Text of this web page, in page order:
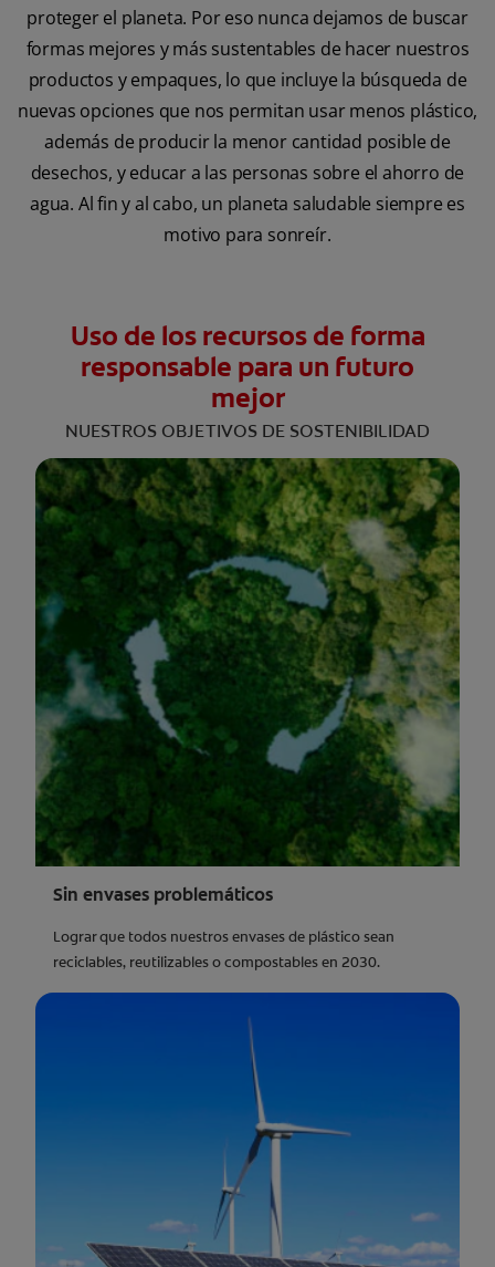
proteger el planeta. Por eso nunca dejamos de buscar
formas mejores y más sustentables de hacer nuestros
productos y empaques, lo que incluye la búsqueda de
nuevas opciones que nos permitan usar menos plástico,
además de producir la menor cantidad posible de
desechos, y educar a las personas sobre el ahorro de
agua. Al fin y al cabo, un planeta saludable siempre es
motivo para sonreír.
Uso de los recursos de forma
responsable para un futuro
mejor
NUESTROS OBJETIVOS DE SOSTENIBILIDAD
Sin envases problemáticos
Lograr que todos nuestros envases de plástico sean
reciclables, reutilizables o compostables en 2030.